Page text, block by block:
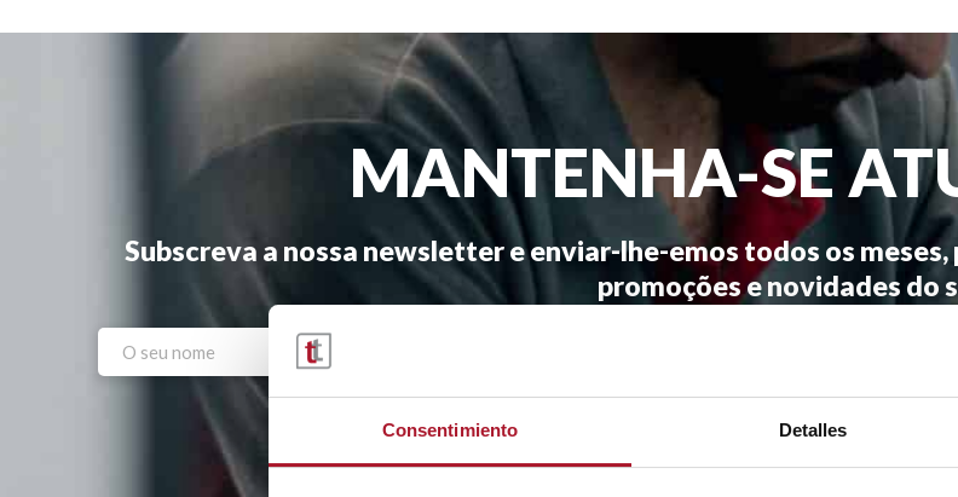
Consentimiento Detalles
MANTENHA-SE
Subscreva a nossa newsletter e enviar-lhe-emos todos os
promoções e novidades do